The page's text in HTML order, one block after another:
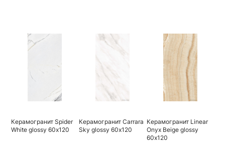
Керамогранит Spider
White glossy 60х120
Керамогранит Carrara
Sky glossy 60х120
Керамогранит Linear
Onyx Beige glossy
60х120